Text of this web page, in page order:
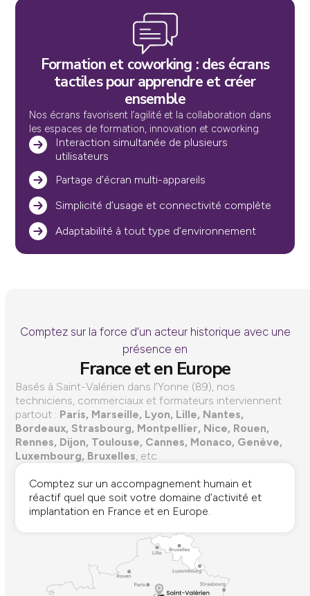
Formation et coworking : des écrans
tactiles pour apprendre et créer
ensemble
Nos écrans favorisent l’agilité et la collaboration dans
les espaces de formation, innovation et coworking.
Interaction simultanée de plusieurs
utilisateurs
Partage d’écran multi-appareils
Simplicité d’usage et connectivité complète
Adaptabilité à tout type d’environnement
Comptez sur la force d’un acteur historique avec une
présence en
France et en Europe
Basés à Saint-Valérien dans l’Yonne (89), nos
techniciens, commerciaux et formateurs interviennent
partout : Paris, Marseille, Lyon, Lille, Nantes,
Bordeaux, Strasbourg, Montpellier, Nice, Rouen,
Rennes, Dijon, Toulouse, Cannes, Monaco, Genève,
Luxembourg, Bruxelles, etc.
Comptez sur un accompagnement humain et
réactif quel que soit votre domaine d’activité et
implantation en France et en Europe.